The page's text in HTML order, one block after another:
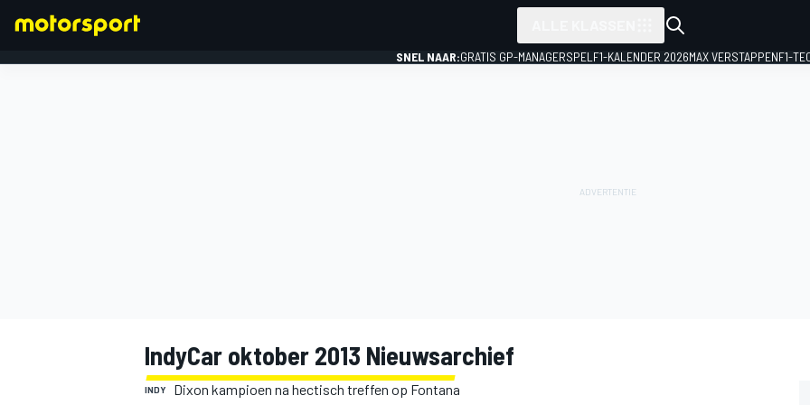
SNEL NAAR:GRATIS GP-MANAGERSPEL F1-KALENDER 2026MAX VERSTAPPENF1-
IndyCar oktober 2013 Nieuwsarchief
INDY Dixon kampioen na hectisch treffen op Fontana